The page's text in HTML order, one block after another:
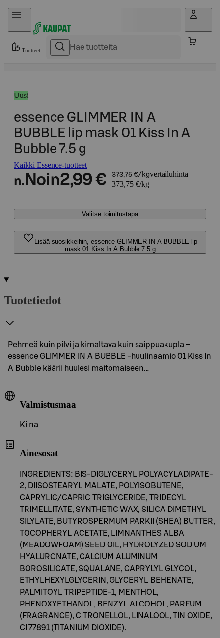
Hyppää sisältöön
Tuotteet
Uusi
essence GLIMMER IN A
BUBBLE lip mask 01 Kiss In A
Bubble 7.5 g
Kaikki Essence-tuotteet
n. Noin2,99 € 373,75 €/kgvertailuhinta
373,75 €/kg
Valitse toimitustapa
Lisää suosikkeihin, essence GLIMMER IN A BUBBLE lip
mask 01 Kiss In A Bubble 7.5 g
Tuotetiedot
Pehmeä kuin pilvi ja kimaltava kuin saippuakupla –
essence GLIMMER IN A BUBBLE -huulinaamio 01 Kiss In
A Bubble käärii huulesi maitomaiseen…
Valmistusmaa
Kiina
Ainesosat
INGREDIENTS: BIS-DIGLYCERYL POLYACYLADIPATE-
2, DIISOSTEARYL MALATE, POLYISOBUTENE,
CAPRYLIC/CAPRIC TRIGLYCERIDE, TRIDECYL
TRIMELLITATE, SYNTHETIC WAX, SILICA DIMETHYL
SILYLATE, BUTYROSPERMUM PARKII (SHEA) BUTTER,
TOCOPHERYL ACETATE, LIMNANTHES ALBA
(MEADOWFOAM) SEED OIL, HYDROLYZED SODIUM
HYALURONATE, CALCIUM ALUMINUM
BOROSILICATE, SQUALANE, CAPRYLYL GLYCOL,
ETHYLHEXYLGLYCERIN, GLYCERYL BEHENATE,
PALMITOYL TRIPEPTIDE-1, MENTHOL,
PHENOXYETHANOL, BENZYL ALCOHOL, PARFUM
(FRAGRANCE), CITRONELLOL, LINALOOL, TIN OXIDE,
CI 77891 (TITANIUM DIOXIDE).